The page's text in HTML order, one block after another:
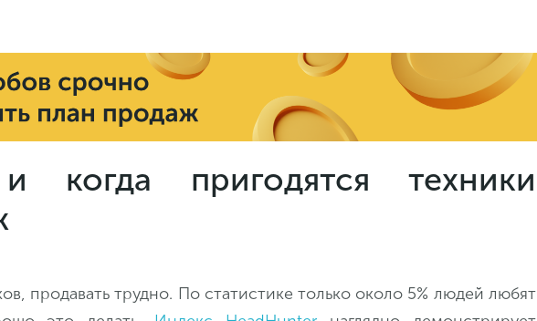
когда пригодятся техники
продавать трудно. По статистике только около 5% людей любят